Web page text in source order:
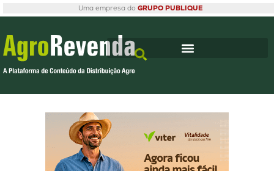
Uma empresa do GRUPO PUBLIQUE